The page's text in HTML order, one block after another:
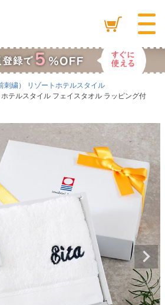
刺繍） リゾートホテルスタイル
テルスタイル フェイスタオル ラッピング付